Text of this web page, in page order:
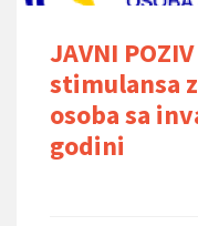
JAVNI
stimulansa
osoba sa
godini